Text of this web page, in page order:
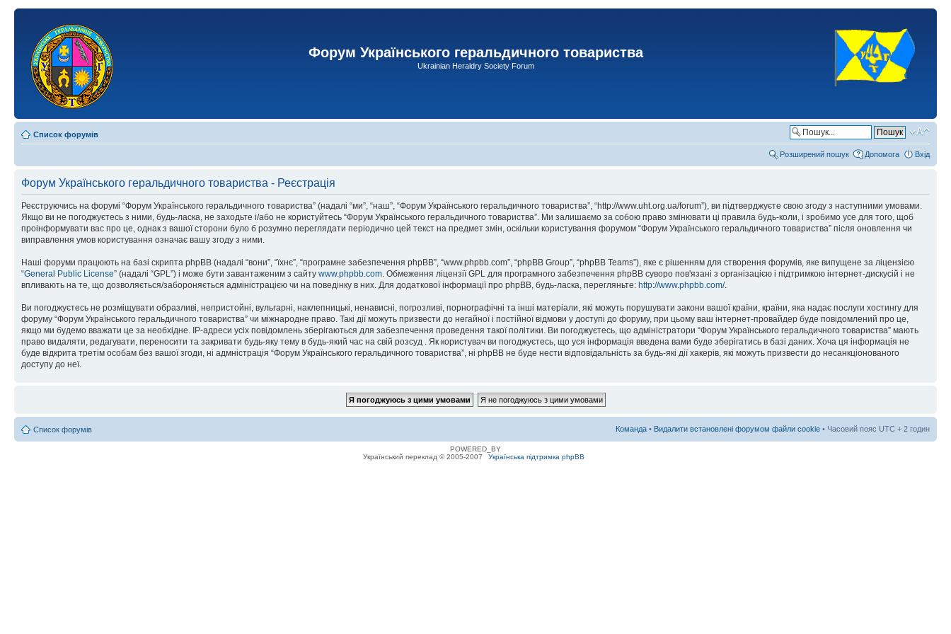
Форум Українського геральдичного товариства
Ukrainian Heraldry Society Forum
Список форумів
Розширений пошук Допомога Вхід
Форум Українського геральдичного товариства - Реєстрація
Реєструючись на форумі “Форум Українського геральдичного товариства” (надалі “ми”, “наш”, “Форум Українського геральдичного товариства”, “http://www.uht.org.ua/forum”), ви підтверджуєте свою згоду з наступними умовами.
Якщо ви не погоджуєтесь з ними, будь-ласка, не заходьте і/або не користуйтесь “Форум Українського геральдичного товариства”. Ми залишаємо за собою право змінювати ці правила будь-коли, і зробимо усе для того, щоб
проінформувати вас про це, однак з вашої сторони було б розумно переглядати періодично цей текст на предмет змін, оскільки користування форумом “Форум Українського геральдичного товариства” після оновлення чи
виправлення умов користування означає вашу згоду з ними.
Наші форуми працюють на базі скрипта phpBB (надалі “вони”, “їхнє”, “програмне забезпечення phpBB”, “www.phpbb.com”, “phpBB Group”, “phpBB Teams”), яке є рішенням для створення форумів, яке випущене за ліцензією
“General Public License” (надалі “GPL”) і може бути завантаженим з сайту www.phpbb.com. Обмеження ліцензії GPL для програмного забезпечення phpBB суворо пов'язані з організацією і підтримкою інтернет-дискусій і не
впливають на те, що дозволяється/забороняється адміністрацією чи на поведінку в них. Для додаткової інформації про phpBB, будь-ласка, перегляньте: http://www.phpbb.com/.
Ви погоджуєтесь не розміщувати образливі, непристойні, вульгарні, наклепницькі, ненависні, погрозливі, порнографічні та інші матеріали, які можуть порушувати закони вашої країни, країни, яка надає послуги хостингу для
форуму “Форум Українського геральдичного товариства” чи міжнародне право. Такі дії можуть призвести до негайної і постійної відмови у доступі до форуму, при цьому ваш інтернет-провайдер буде повідомлений про це,
якщо ми будемо вважати це за необхідне. IP-адреси усіх повідомлень зберігаються для забезпечення проведення такої політики. Ви погоджуєтесь, що адміністратори “Форум Українського геральдичного товариства” мають
право видаляти, редагувати, переносити та закривати будь-яку тему в будь-який час на свій розсуд . Як користувач ви погоджуєтесь, що уся інформація введена вами буде зберігатись в базі даних. Хоча ця інформація не
буде відкрита третім особам без вашої згоди, ні адмністрація “Форум Українського геральдичного товариства”, ні phpBB не буде нести відповідальність за будь-які дії хакерів, які можуть призвести до несанкціонованого
доступу до неї.
Список форумів Команда • Видалити встановлені форумом файли cookie • Часовий пояс UTC + 2 годин
POWERED_BY
Український переклад © 2005-2007
Українська підтримка phpBB